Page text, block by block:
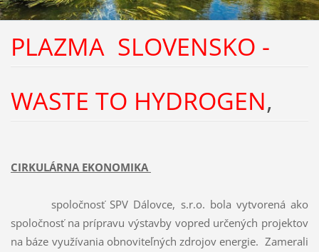
PLAZMA SLOVENSKO -
WASTE TO HYDROGEN,
CIRKULÁRNA EKONOMIKA
spoločnosť SPV Dálovce, s.r.o. bola vytvorená ako
spoločnosť na prípravu výstavby vopred určených projektov
na báze využívania obnoviteľných zdrojov energie. Zamerali